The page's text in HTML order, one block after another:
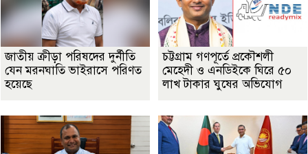
জাতীয় ক্রীড়া পরিষদের দুর্নীতি
যেন মরনঘাতি ভাইরাসে পরিণত
হয়েছে
চট্টগ্রাম গণপূর্তে প্রকৌশলী
মেহেদী ও এনডিইকে ঘিরে ৫০
লাখ টাকার ঘুষের অভিযোগ